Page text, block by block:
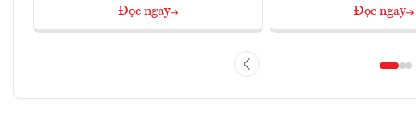
Đọc ngay Đọc ngay